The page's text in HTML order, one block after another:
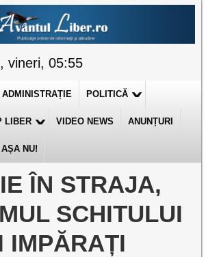
vineri, 05:55
ADMINISTRAȚIE POLITICĂ
LIBER VIDEO NEWS ANUNȚURI
NU!
ÎN STRAJA,
SCHITULUI
IMPĂRAȚI